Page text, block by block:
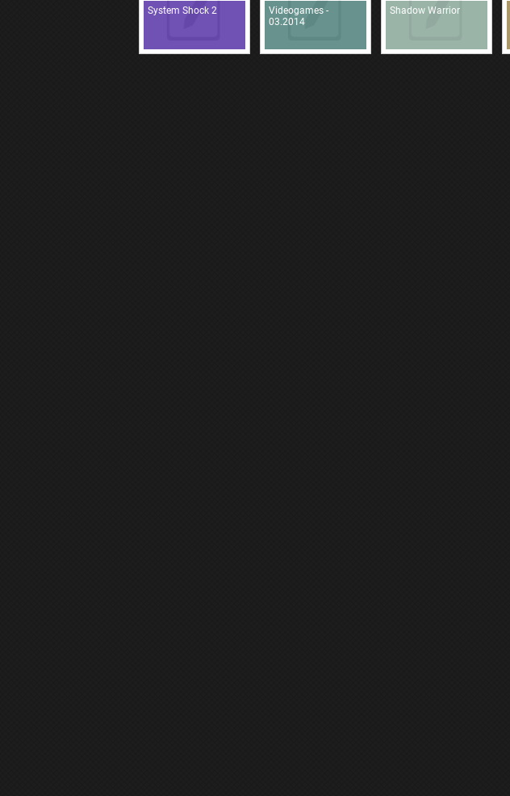
System Shock 2
Videogames -
03.2014
Shadow Warrior